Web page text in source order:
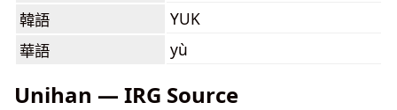
韓語
YUK
華語
yù
Unihan — IRG Source